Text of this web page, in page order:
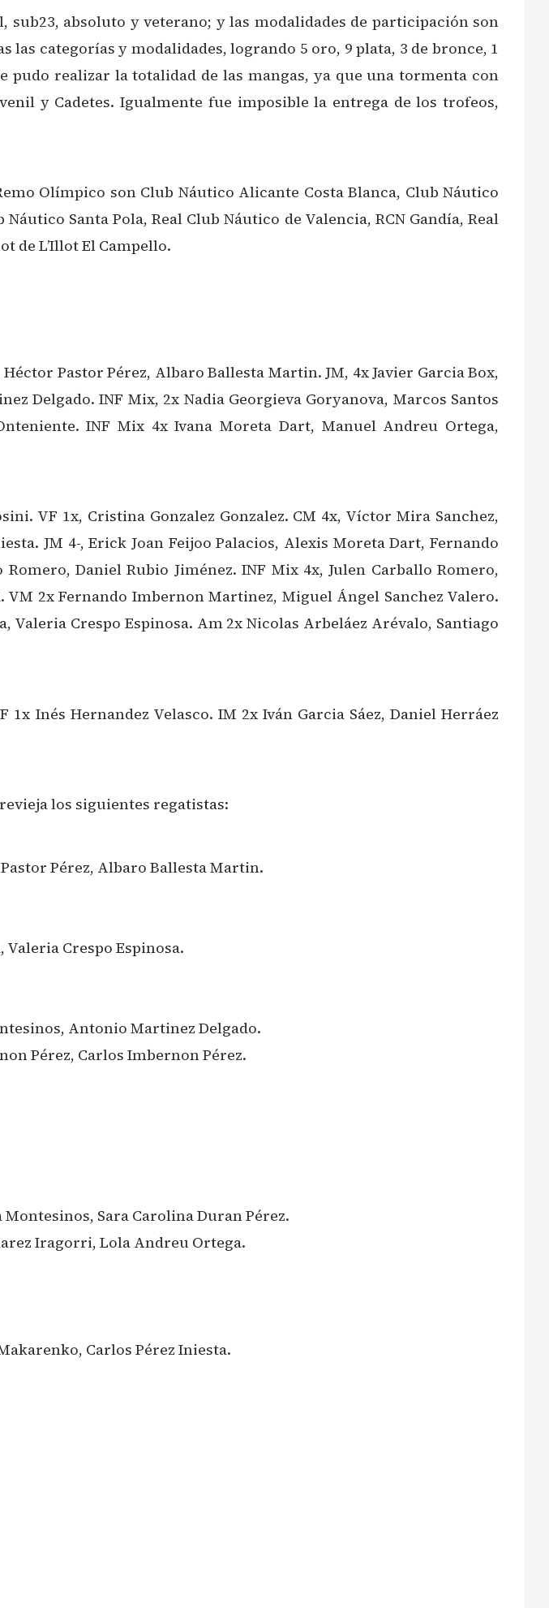
absoluto y veterano; y las modalidades de participación son
categorías y modalidades, logrando 5 oro, 9 plata, 3 de bronce, 1
realizar la totalidad de las mangas, ya que una tormenta con
y Cadetes. Igualmente fue imposible la entrega de los trofeos,
Olímpico son Club Náutico Alicante Costa Blanca, Club Náutico
Santa Pola, Real Club Náutico de Valencia, RCN Gandía, Real
de L’Illot El Campello.
Pastor Pérez, Albaro Ballesta Martin. JM, 4x Javier Garcia Box,
Delgado. INF Mix, 2x Nadia Georgieva Goryanova, Marcos Santos
INF Mix 4x Ivana Moreta Dart, Manuel Andreu Ortega,
VF 1x, Cristina Gonzalez Gonzalez. CM 4x, Víctor Mira Sanchez,
JM 4-, Erick Joan Feijoo Palacios, Alexis Moreta Dart, Fernando
Daniel Rubio Jiménez. INF Mix 4x, Julen Carballo Romero,
2x Fernando Imbernon Martinez, Miguel Ángel Sanchez Valero.
Crespo Espinosa. Am 2x Nicolas Arbeláez Arévalo, Santiago
Inés Hernandez Velasco. IM 2x Iván Garcia Sáez, Daniel Herráez
los siguientes regatistas:
Pérez, Albaro Ballesta Martin.
Crespo Espinosa.
Antonio Martinez Delgado.
Pérez, Carlos Imbernon Pérez.
Sara Carolina Duran Pérez.
Iragorri, Lola Andreu Ortega.
Carlos Pérez Iniesta.